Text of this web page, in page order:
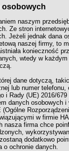
osobowych
naszym
Ze stron
Jeżeli jednak dana
naszej firmy, to
konieczność
wtedy w
dane dotyczą,
lub numer
i Rady (UE) 2016/
danych osobowych i
w firmie
nasza firma chce
dodatkowo
o ochronie danych.